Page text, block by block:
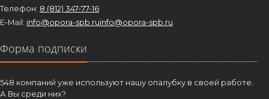
Телефон: 8 (812) 347-77-16
E-Mail: info@opora-spb.ruinfo@opora-spb.ru
Форма подписки
548 компаний уже используют нашу опалубку в своей работе.
А Вы среди них?